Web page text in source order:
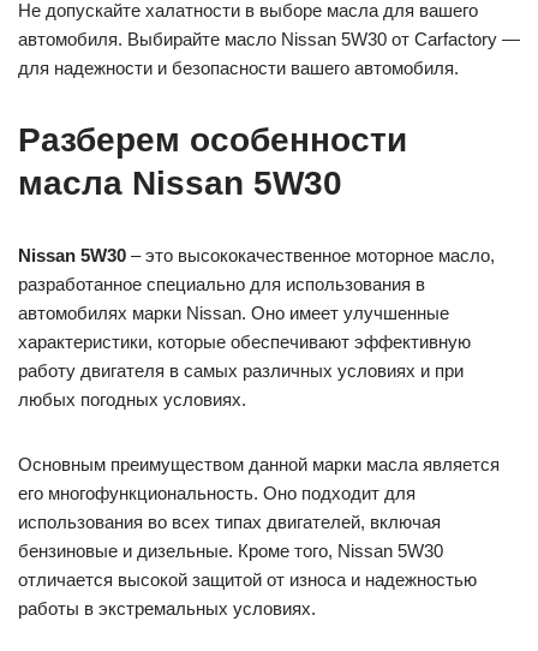
Не допускайте халатности в выборе масла для вашего
автомобиля. Выбирайте масло Nissan 5W30 от Carfactory —
для надежности и безопасности вашего автомобиля.
Разберем особенности
масла Nissan 5W30
Nissan 5W30 – это высококачественное моторное масло,
разработанное специально для использования в
автомобилях марки Nissan. Оно имеет улучшенные
характеристики, которые обеспечивают эффективную
работу двигателя в самых различных условиях и при
любых погодных условиях.
Основным преимуществом данной марки масла является
его многофункциональность. Оно подходит для
использования во всех типах двигателей, включая
бензиновые и дизельные. Кроме того, Nissan 5W30
отличается высокой защитой от износа и надежностью
работы в экстремальных условиях.